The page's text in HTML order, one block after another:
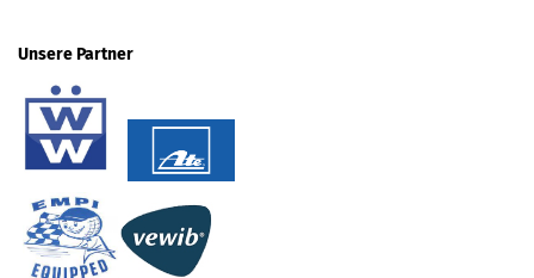
Unsere Partner